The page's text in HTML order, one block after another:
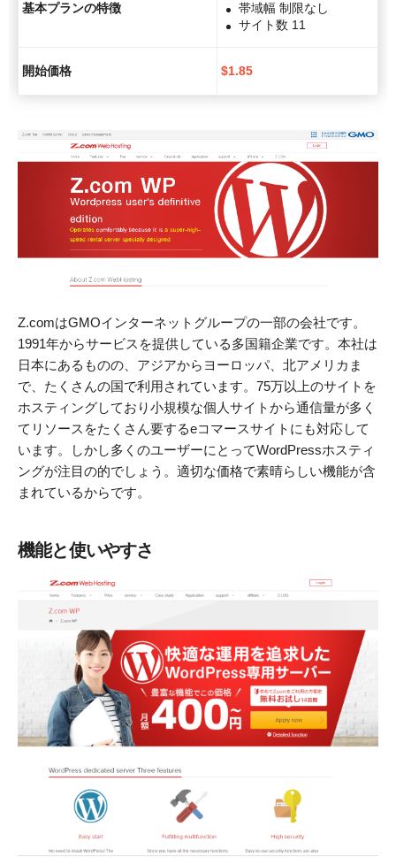
基本プランの特徴
帯域幅 制限なし
サイト数 11
開始価格 $1.85
Z.comはGMOインターネットグループの一部の会社です。
1991年からサービスを提供している多国籍企業です。本社は
日本にあるものの、アジアからヨーロッパ、北アメリカま
で、たくさんの国で利用されています。75万以上のサイトを
ホスティングしており小規模な個人サイトから通信量が多く
てリソースをたくさん要するeコマースサイトにも対応して
います。しかし多くのユーザーにとってWordPressホスティ
ングが注目の的でしょう。適切な価格で素晴らしい機能が含
まれているからです。
機能と使いやすさ